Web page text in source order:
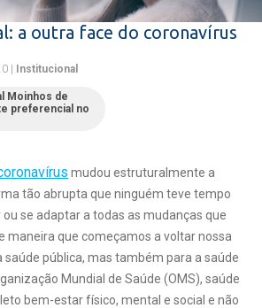
a outra face do coronavírus
| Institucional
Moinhos de
preferencial no
mudou estruturalmente a
tão abrupta que ninguém teve tempo
se adaptar a todas as mudanças que
maneira que começamos a voltar nossa
saúde pública, mas também para a saúde
Mundial de Saúde (OMS), saúde
bem-estar físico, mental e social e não